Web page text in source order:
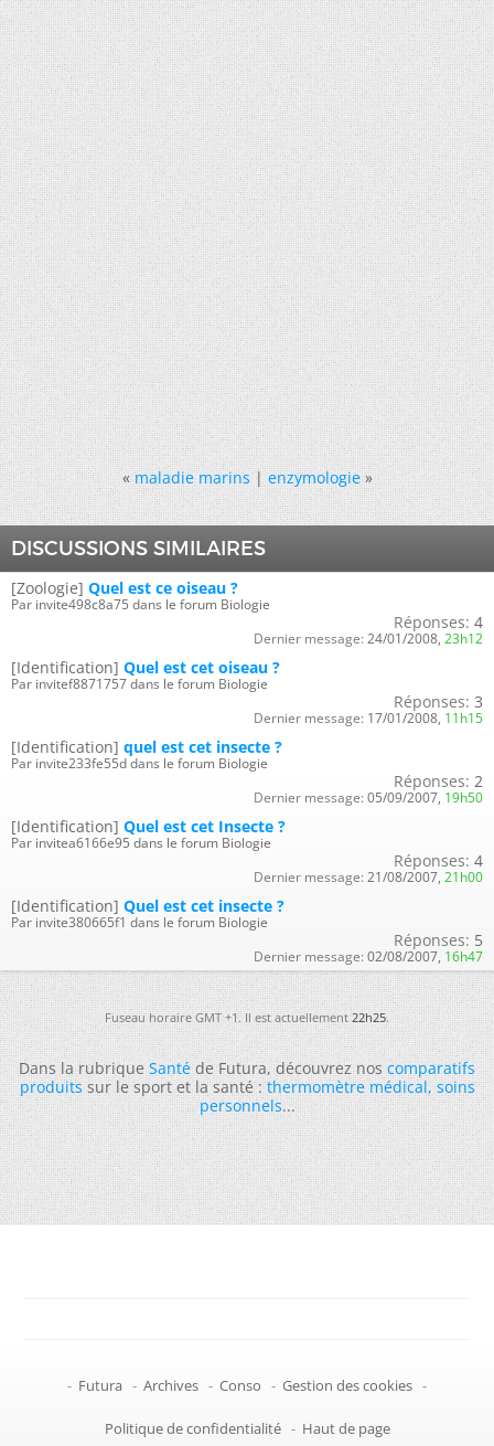
« maladie marins|enzymologie »
DISCUSSIONS SIMILAIRES
[Zoologie] Quel est ce oiseau ?
Par invite498c8a75 dans le forum Biologie
Réponses: 4
Dernier message: 24/01/2008, 23h12
[Identification] Quel est cet oiseau ?
Par invitef8871757 dans le forum Biologie
Réponses: 3
Dernier message: 17/01/2008, 11h15
[Identification] quel est cet insecte ?
Par invite233fe55d dans le forum Biologie
Réponses: 2
Dernier message: 05/09/2007, 19h50
[Identification] Quel est cet Insecte ?
Par invitea6166e95 dans le forum Biologie
Réponses: 4
Dernier message: 21/08/2007, 21h00
[Identification] Quel est cet insecte ?
Par invite380665f1 dans le forum Biologie
Réponses: 5
Dernier message: 02/08/2007, 16h47
Fuseau horaire GMT +1. Il est actuellement22h25.
Dans la rubriqueSantéde Futura, découvrez noscomparatifs
produitssur le sport et la santé :thermomètre médical,soins
personnels...
- Futura - Archives - Conso - Gestion des cookies -
Politique de confidentialité - Haut de page